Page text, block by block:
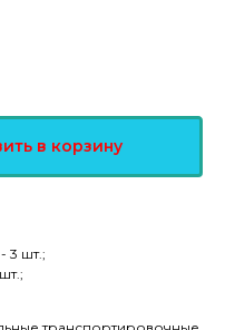
в корзину
3 шт.;